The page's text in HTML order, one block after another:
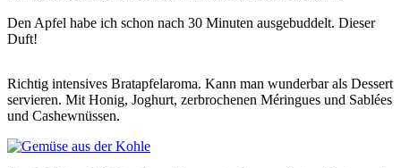
Den Apfel habe ich schon nach 30 Minuten ausgebuddelt. Dieser
Duft!
Richtig intensives Bratapfelaroma. Kann man wunderbar als Dessert
servieren. Mit Honig, Joghurt, zerbrochenen Méringues und Sablées
und Cashewnüssen.